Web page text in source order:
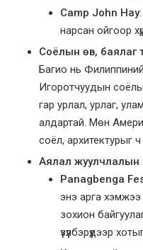
Camp John Hay
нарсан ойгоор
Соёлын өв, баялаг
Багио нь
Игоротчуудын
гар урлал, урлаг,
алдартай. Мөн
соёл, архитектурыг
Аялал жуулчлалын
Panagbenga
энэ арга хэмжээ
зохион
үзүүлбэрүүдээр